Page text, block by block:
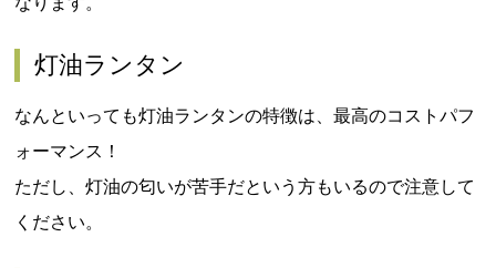
灯油ランタン
なんといっても灯油ランタンの特徴は、最高のコストパフ
ォーマンス！
ただし、灯油の匂いが苦手だという方もいるので注意して
ください。